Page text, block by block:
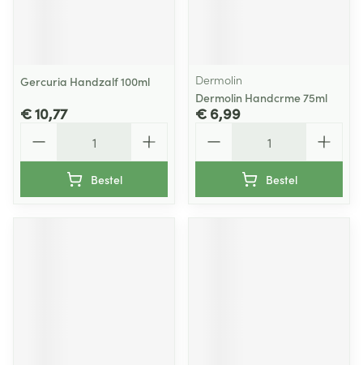
Gercuria Handzalf 100ml
€ 10,77
Bestel
Dermolin
Dermolin Handcrme 75ml
€ 6,99
Bestel